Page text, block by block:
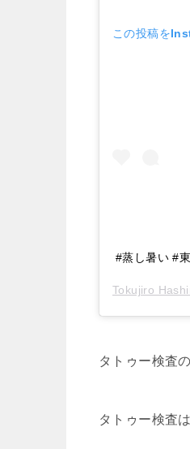
この投稿を
#蒸し暑い #
Tokujiro
タトゥー検査
タトゥー検査